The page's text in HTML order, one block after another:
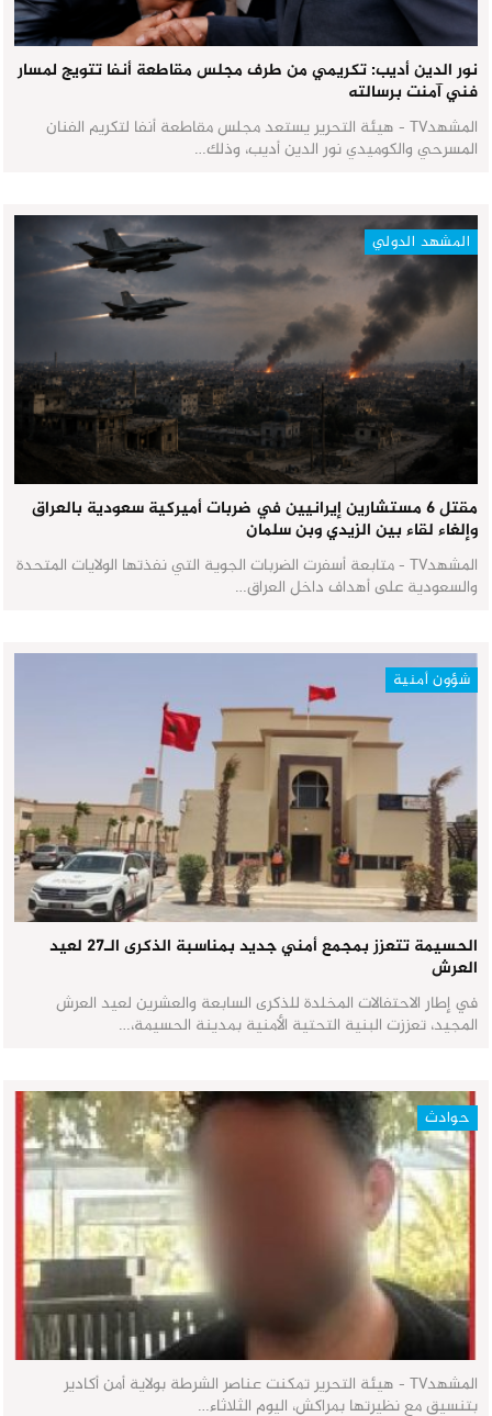
نور الدين أديب: تكريمي من طرف مجلس مقاطعة أنفا تتويج لمسار
فني آمنت برسالته
المشهدTV - هيئة التحرير يستعد مجلس مقاطعة أنفا لتكريم الفنان
المسرحي والكوميدي نور الدين أديب، وذلك…
المشهد الدولي
مقتل 6 مستشارين إيرانيين في ضربات أميركية سعودية بالعراق
وإلغاء لقاء بين الزيدي وبن سلمان
المشهدTV - متابعة أسفرت الضربات الجوية التي نفذتها الولايات المتحدة
والسعودية على أهداف داخل العراق…
شؤون أمنية
الحسيمة تتعزز بمجمع أمني جديد بمناسبة الذكرى الـ27 لعيد
العرش
في إطار الاحتفالات المخلدة للذكرى السابعة والعشرين لعيد العرش
المجيد، تعززت البنية التحتية الأمنية بمدينة الحسيمة،…
حوادث
المشهدTV - هيئة التحرير تمكنت عناصر الشرطة بولاية أمن أكادير
بتنسيق مع نظيرتها بمراكش، اليوم الثلاثاء…